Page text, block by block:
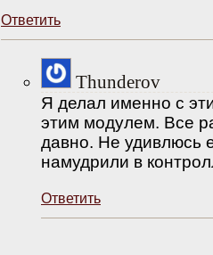
Ответить
Thunderov
Я делал именно с
этим модулем. Все
давно. Не удивлюсь
намудрили в
Ответить